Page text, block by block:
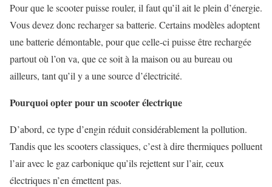
Pour que le scooter puisse rouler, il faut qu’il ait le plein d’énergie.
Vous devez donc recharger sa batterie. Certains modèles adoptent
une batterie démontable, pour que celle-ci puisse être rechargée
partout où l’on va, que ce soit à la maison ou au bureau ou
ailleurs, tant qu’il y a une source d’électricité.
Pourquoi opter pour un scooter électrique
D’abord, ce type d’engin réduit considérablement la pollution.
Tandis que les scooters classiques, c’est à dire thermiques polluent
l’air avec le gaz carbonique qu’ils rejettent sur l’air, ceux
électriques n’en émettent pas.